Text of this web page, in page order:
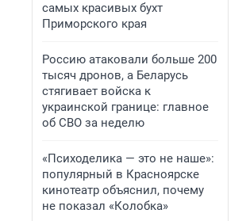
самых красивых бухт
Приморского края
Россию атаковали больше 200
тысяч дронов, а Беларусь
стягивает войска к
украинской границе: главное
об СВО за неделю
«Психоделика — это не наше»:
популярный в Красноярске
кинотеатр объяснил, почему
не показал «Колобка»